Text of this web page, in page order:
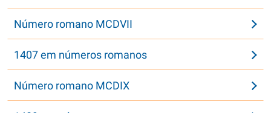
Número romano MCDVII
1407 em números romanos
Número romano MCDIX